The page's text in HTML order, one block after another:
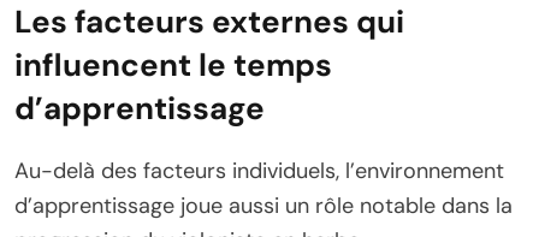
Les facteurs externes qui
influencent le temps
d’apprentissage
Au-delà des facteurs individuels, l’environnement
d’apprentissage joue aussi un rôle notable dans la